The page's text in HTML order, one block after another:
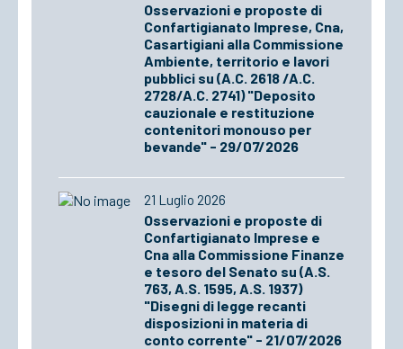
Osservazioni e proposte di
Confartigianato Imprese, Cna,
Casartigiani alla Commissione
Ambiente, territorio e lavori
pubblici su (A.C. 2618 /A.C.
2728/A.C. 2741) "Deposito
cauzionale e restituzione
contenitori monouso per
bevande" - 29/07/2026
21 Luglio 2026
Osservazioni e proposte di
Confartigianato Imprese e
Cna alla Commissione Finanze
e tesoro del Senato su (A.S.
763, A.S. 1595, A.S. 1937)
"Disegni di legge recanti
disposizioni in materia di
conto corrente" - 21/07/2026